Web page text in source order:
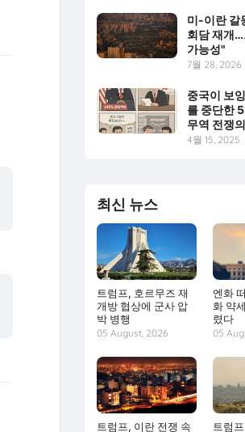
미-이란 갈
회담 재개
가능성"
7월 28, 2026
중국이 보
를 중단한
무역 전쟁
4월 15, 2025
최신 뉴스
트럼프, 호르무즈 재
개방 협상에 군사 압
박 병행
05 August, 2026
엔화
화 약
렸다
05
트럼프, 이란 전쟁 속 트럼